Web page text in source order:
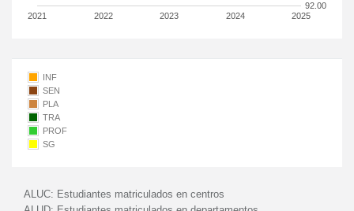
2021 2022 2023 2024 2025
92.00
INF
SEN
PLA
TRA
PROF
SG
ALUC: Estudiantes matriculados en centros